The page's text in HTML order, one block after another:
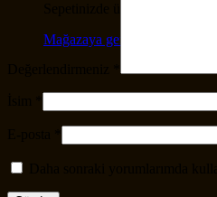
Mağazaya geri dön